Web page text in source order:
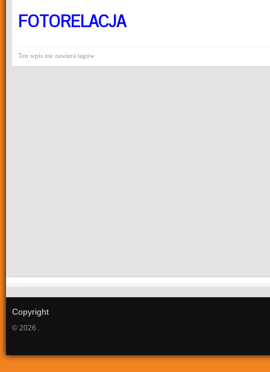
FOTORELACJA
Ten wpis nie zawiera tagów
Copyright
© 2026 .